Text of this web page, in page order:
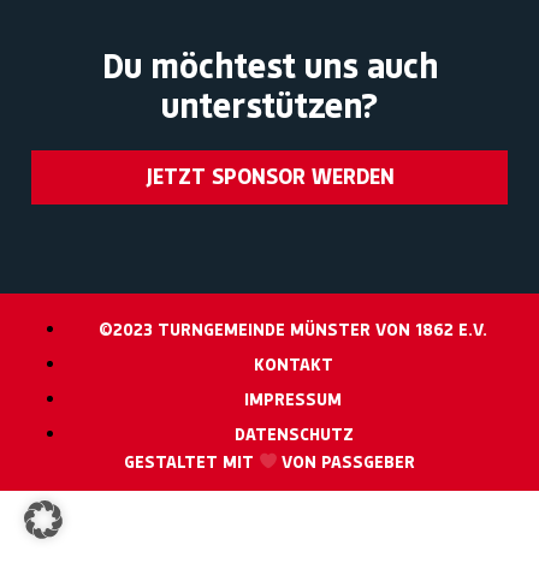
Du möchtest uns auch
unterstützen?
JETZT SPONSOR WERDEN
©2023 TURNGEMEINDE MÜNSTER VON 1862 E.V.
KONTAKT
IMPRESSUM
DATENSCHUTZ
GESTALTET MIT
VON PASSGEBER